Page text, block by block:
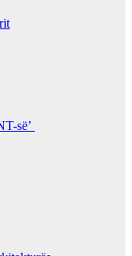
së’